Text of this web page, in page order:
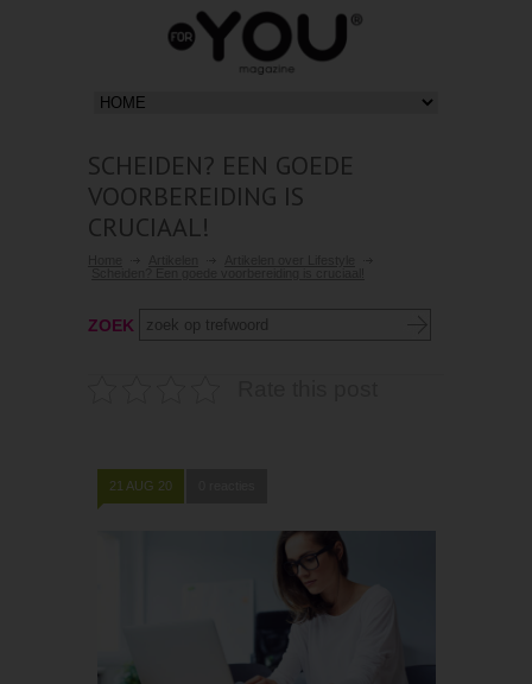
SCHEIDEN? EEN GOEDE
VOORBEREIDING IS
CRUCIAAL!
ZOEK
21 AUG 20